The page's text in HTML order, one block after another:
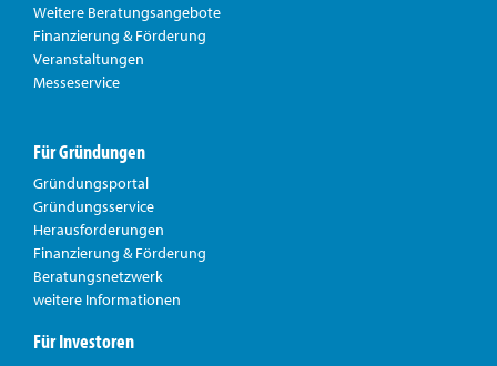
Weitere Beratungsangebote
Finanzierung & Förderung
Veranstaltungen
Messeservice
Für Gründungen
Gründungsportal
Gründungsservice
Herausforderungen
Finanzierung & Förderung
Beratungsnetzwerk
weitere Informationen
Für Investoren